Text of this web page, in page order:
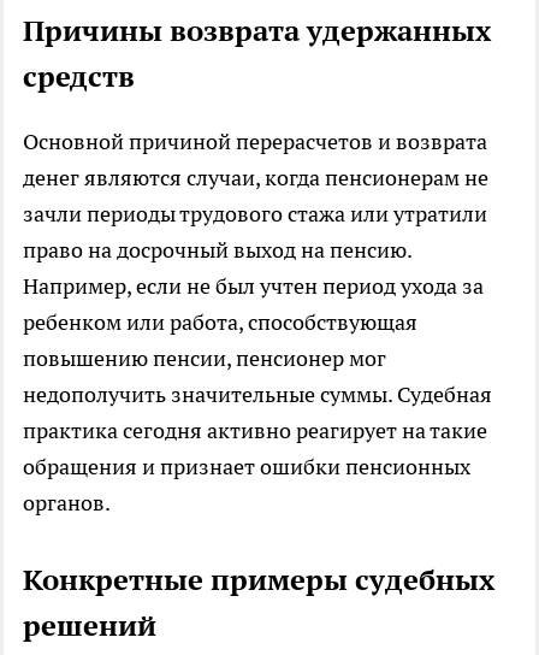
Причины возврата удержанных
средств
Основной причиной перерасчетов и возврата
денег являются случаи, когда пенсионерам не
зачли периоды трудового стажа или утратили
право на досрочный выход на пенсию.
Например, если не был учтен период ухода за
ребенком или работа, способствующая
повышению пенсии, пенсионер мог
недополучить значительные суммы. Судебная
практика сегодня активно реагирует на такие
обращения и признает ошибки пенсионных
органов.
Конкретные примеры судебных
решений